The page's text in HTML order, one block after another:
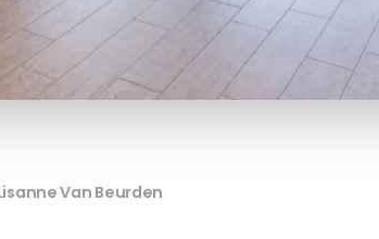
Van Beurden